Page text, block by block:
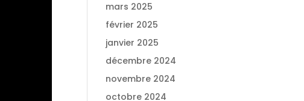
mars 2025
février 2025
janvier 2025
décembre 2024
novembre 2024
octobre 2024